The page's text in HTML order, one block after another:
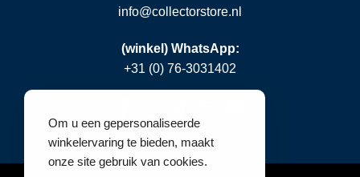
info@collectorstore.nl
(winkel) WhatsApp:
+31 (0) 76-3031402
Om u een gepersonaliseerde
winkelervaring te bieden, maakt
onze site gebruik van cookies.